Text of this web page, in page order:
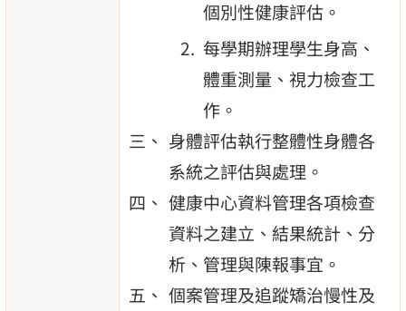
個別性健康評估。
每學期辦理學生身高、
體重測量、視力檢查工
作。
身體評估執行整體性身體各
系統之評估與處理。
健康中心資料管理各項檢查
資料之建立、結果統計、分
析、管理與陳報事宜。
個案管理及追蹤矯治慢性及